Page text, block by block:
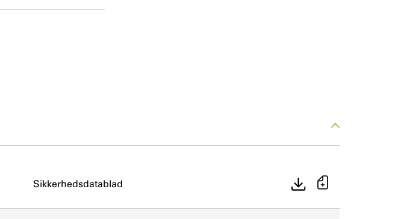
Sikkerhedsdatablad